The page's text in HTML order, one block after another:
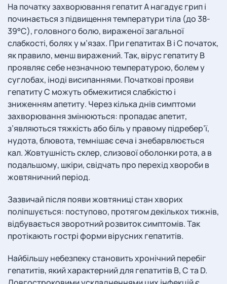
На початку захворювання гепатит А нагадує грип і
починається з підвищення температури тіла (до 38-
39°С), головного болю, вираженої загальної
слабкості, болях у м’язах. При гепатитах B і С початок,
як правило, менш виражений. Так, вірус гепатиту В
проявляє себе незначною температурою, болем у
суглобах, іноді висипаннями. Початкові прояви
гепатиту С можуть обмежитися слабкістю і
зниженням апетиту. Через кілька днів симптоми
захворювання змінюються: пропадає апетит,
з’являються тяжкість або біль у правому підребер’ї,
нудота, блювота, темнішає сеча і знебарвлюється
кал. Жовтушність склер, слизової оболонки рота, а в
подальшому, шкіри, свідчать про перехід хвороби в
жовтяничний період.
Зазвичай після появи жовтяниці стан хворих
поліпшується: поступово, протягом декількох тижнів,
відбувається зворотний розвиток симптомів. Так
протікають гострі форми вірусних гепатитів.
Найбільшу небезпеку становить хронічний перебіг
гепатитів, який характерний для гепатитів B, C та D.